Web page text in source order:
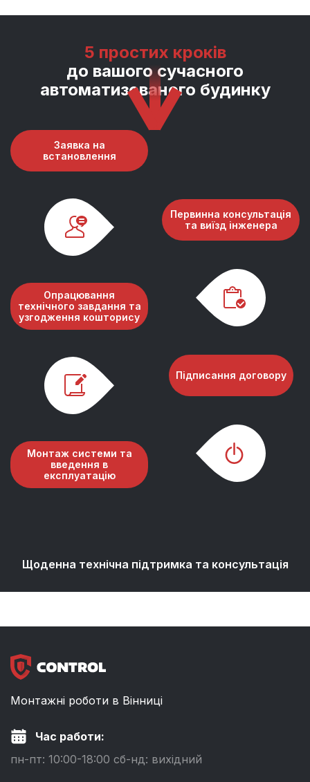
5 простих кроків
до вашого сучасного
автоматизованого будинку
Заявка на
встановлення
Опрацювання
технічного завдання та
узгодження кошторису
Монтаж системи та
введення в
експлуатацію
Первинна консультація
та виїзд інженера
Підписання договору
Щоденна технічна підтримка та консультація
Монтажні роботи в Вінниці
Час работи:
пн-пт: 10:00-18:00 сб-нд: вихідний